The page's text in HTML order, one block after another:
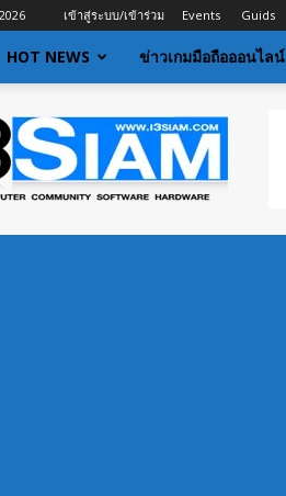
เข้าสู่ระบบ/เข้าร่วม Events Guids
HOT NEWS ข่าวเกมมือถือออนไลน์